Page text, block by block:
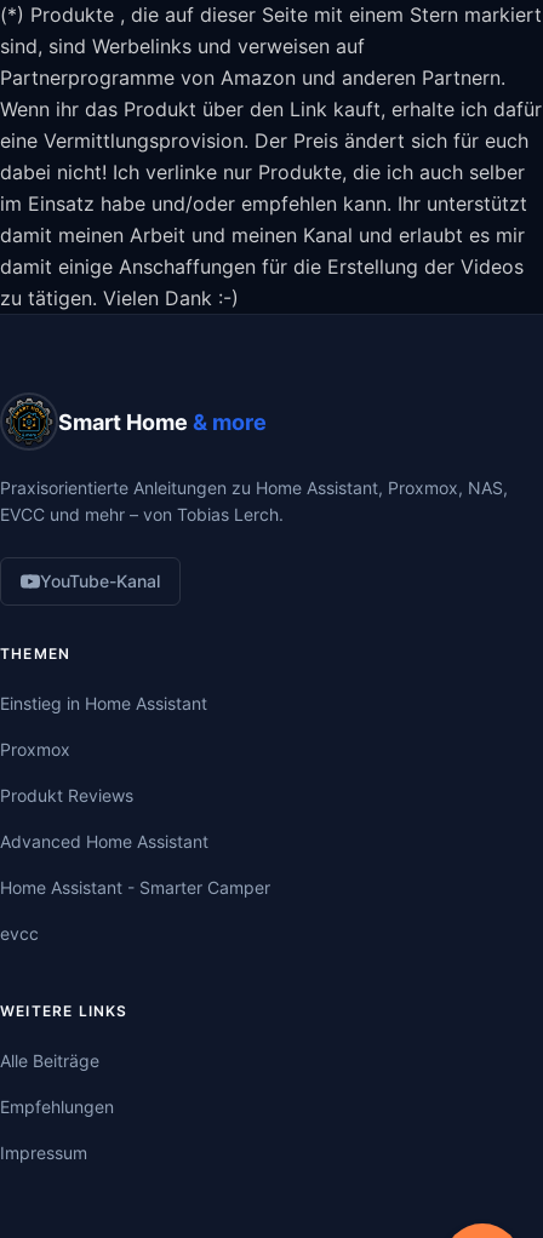
(*) Produkte , die auf dieser Seite mit einem Stern markiert
sind, sind Werbelinks und verweisen auf
Partnerprogramme von Amazon und anderen Partnern.
Wenn ihr das Produkt über den Link kauft, erhalte ich dafür
eine Vermittlungsprovision. Der Preis ändert sich für euch
dabei nicht! Ich verlinke nur Produkte, die ich auch selber
im Einsatz habe und/oder empfehlen kann. Ihr unterstützt
damit meinen Arbeit und meinen Kanal und erlaubt es mir
damit einige Anschaffungen für die Erstellung der Videos
zu tätigen. Vielen Dank :-)
Smart Home & more
Praxisorientierte Anleitungen zu Home Assistant, Proxmox, NAS,
EVCC und mehr – von Tobias Lerch.
YouTube-Kanal
THEMEN
Einstieg in Home Assistant
Proxmox
Produkt Reviews
Advanced Home Assistant
Home Assistant - Smarter Camper
evcc
WEITERE LINKS
Alle Beiträge
Empfehlungen
Impressum